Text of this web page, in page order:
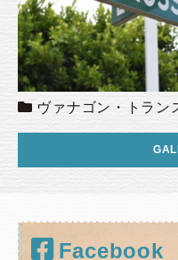
ヴァナゴン・トラン
Facebook